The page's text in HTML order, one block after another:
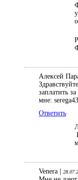
Алексей
заплатить
мне:
Ответить
Venera |